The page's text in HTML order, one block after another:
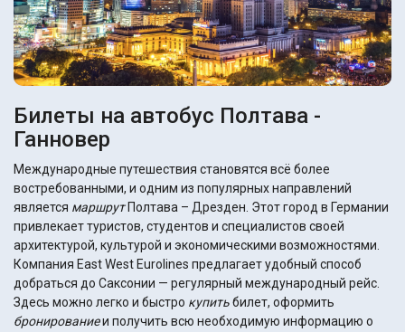
Билеты на автобус Полтава -
Ганновер
Международные путешествия становятся всё более
востребованными, и одним из популярных направлений
является маршрутПолтава – Дрезден. Этот город в Германии
привлекает туристов, студентов и специалистов своей
архитектурой, культурой и экономическими возможностями.
Компания East West Eurolines предлагает удобный способ
добраться до Саксонии — регулярный международный рейс.
Здесь можно легко и быстро купитьбилет, оформить
бронированиеи получить всю необходимую информацию о